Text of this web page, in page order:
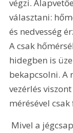
végzi.
választani:
és nedvesség
A csak
hidegben is
bekapcsolni. A
vezérlés
mérésével